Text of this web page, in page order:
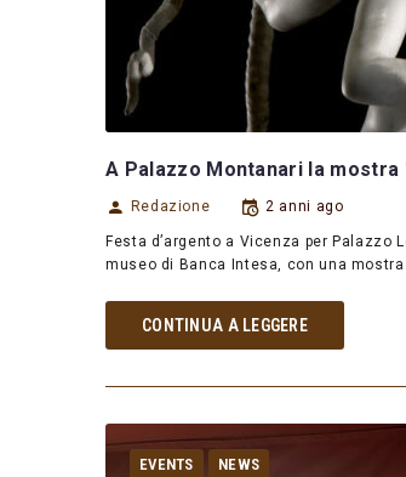
A Palazzo Montanari la
Redazione 2 anni ago
Festa d’argento a Vicenza per Palazzo
museo di Banca Intesa, con una
CONTINUA A LEGGERE
EVENTS NEWS